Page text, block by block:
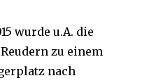
wurde u.A. die
zu einem
nach